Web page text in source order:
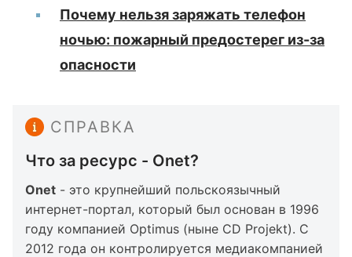
Почему нельзя заряжать телефон
ночью: пожарный предостерег из-за
опасности
СПРАВКА
Что за ресурс - Onet?
Onet - это крупнейший польскоязычный
интернет-портал, который был основан в 1996
году компанией Optimus (ныне CD Projekt). С
2012 года он контролируется медиакомпанией